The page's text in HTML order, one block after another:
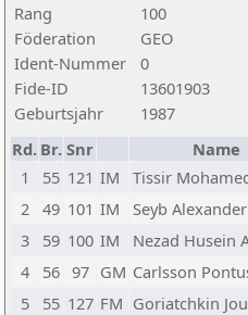
Rang
100
Föderation
GEO
Ident-Nummer
0
Fide-ID
13601903
Geburtsjahr
1987
Rd. Br. Snr Name
1
55 121 IM Tissir
2
49 101 IM Seyb Alexander
3
59 100 IM Nezad Husein
4
56 97 GM Carlsson
5
55 127 FM Goriatchkin